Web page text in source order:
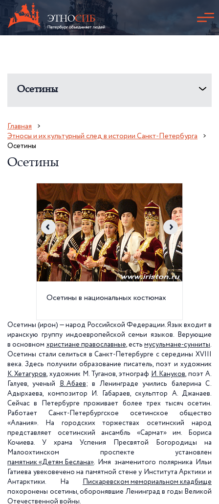
Осетины
Главная
Этносы и их культурный след в истории Санкт-Петербурга
Осетины
Осетины
Осетины в национальных костюмах
Осетины (ирон) — народ Российской Федерации. Язык входит в
иранскую группу индоевропейской семьи языков. Верующие
в основном христиане православные, есть мусульмане-сунниты.
Осетины стали селиться в Санкт-Петербурге с середины XVIII
века. Здесь получили образование писатель, поэт и художник
К. Хетагуров, художник М. Туганов, этнограф И. Кануков, поэт А.
Галуев, ученый
В. Абаев; в Ленинграде учились балерина С.
Адырхаева, композитор И. Габараев, скульптор А. Джанаев.
Сейчас в Петербурге проживает более трех тысяч осетин.
Работает Санкт-Петербургское осетинское общество
«Алания». На городских торжествах осетинский народ
представляет осетинский ансамбль «Сармат» им. Бориса
Кочиева. У храма Успения Пресвятой Богородицы на
Малоохтинском проспекте установлен
памятник «Детям Беслана». Имя знаменитого полярника Ильи
Гатиева увековечено на памятной стене у Института Арктики и
Антарктики. На
Пискаревском мемориальном кладбище
похоронены осетины, оборонявшие Ленинград в годы Великой
Отечественной войны.